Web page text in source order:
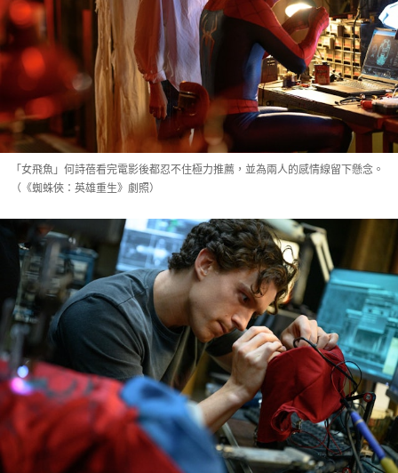
「女飛魚」何詩蓓看完電影後都忍不住極力推薦，並為兩人的感情線留下懸念。
（《蜘蛛俠：英雄重生》劇照）